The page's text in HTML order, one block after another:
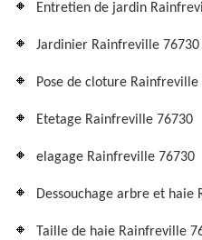
Entretien de jardin
Jardinier Rainfreville 76730
Pose de cloture Rainfreville
Etetage Rainfreville 76730
elagage Rainfreville 76730
Dessouchage arbre et haie
Taille de haie Rainfreville